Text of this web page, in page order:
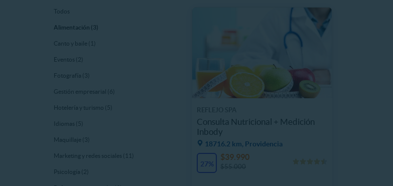
Todos
Alimentación (3)
Canto y baile (1)
Eventos (2)
Fotografía (3)
Gestión empresarial (6)
Hotelería y turismo (5)
Idiomas (5)
Maquillaje (3)
Marketing y redes sociales (11)
Psicología (2)
Consulta Nutricional + Medición
Inbody
18716.2 km, Providencia
27%
$39.990